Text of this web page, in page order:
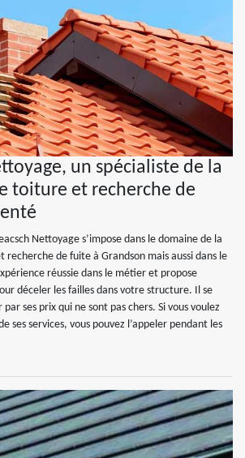
un spécialiste de la
toiture et recherche de
Nettoyage s’impose dans le domaine de la
de fuite à Grandson mais aussi dans le
réussie dans le métier et propose
déceler les failles dans votre structure. Il se
ses prix qui ne sont pas chers. Si vous voulez
ses services, vous pouvez l’appeler pendant les